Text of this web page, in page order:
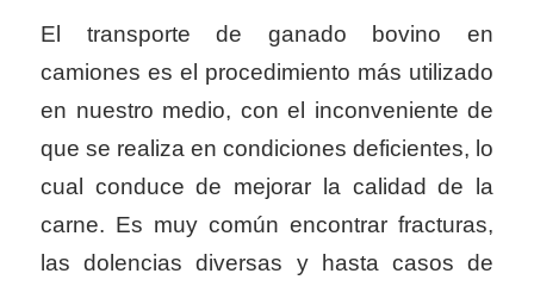
El transporte de ganado bovino en
camiones es el procedimiento más utilizado
en nuestro medio, con el inconveniente de
que se realiza en condiciones deficientes, lo
cual conduce de mejorar la calidad de la
carne. Es muy común encontrar fracturas,
las dolencias diversas y hasta casos de